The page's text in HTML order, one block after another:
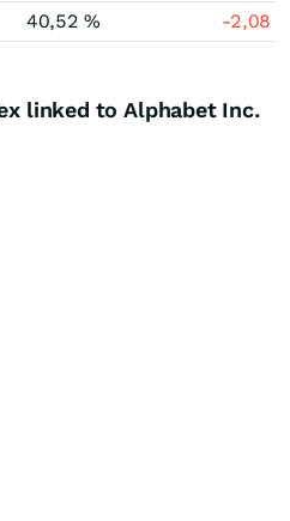
40,52 % -2,08
linked to Alphabet Inc.